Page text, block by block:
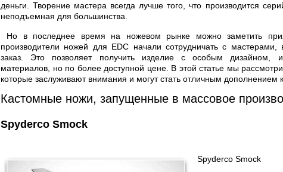
деньги. Творение мастера всегда лучше того, что производится
неподъемная для большинства.
Но в последнее время на ножевом рынке можно заметить
производители ножей для EDC начали сотрудничать с
заказ. Это позволяет получить изделие с особым дизайном,
материалов, но по более доступной цене. В этой статье мы
которые заслуживают внимания и могут стать отличным дополнением
Кастомные ножи, запущенные в массовое
Spyderco Smock
Spyderco Smock